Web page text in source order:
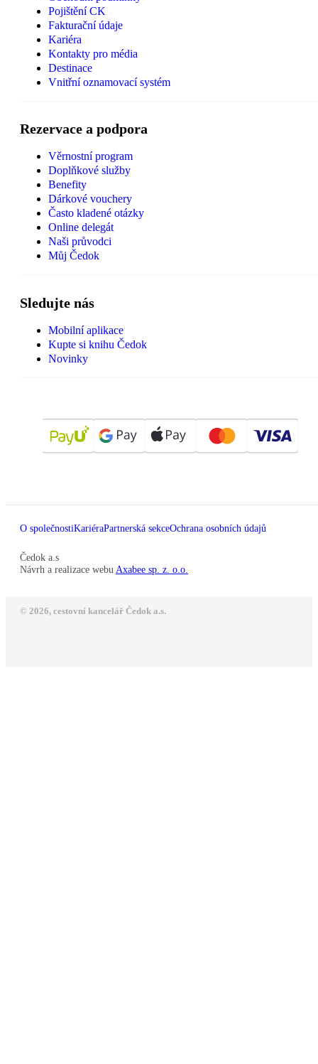
Pojištění CK
Fakturační údaje
Kariéra
Kontakty pro média
Destinace
Vnitřní oznamovací systém
Rezervace a podpora
Věrnostní program
Doplňkové služby
Benefity
Dárkové vouchery
Často kladené otázky
Online delegát
Naši průvodci
Můj Čedok
Sledujte nás
Mobilní aplikace
Kupte si knihu Čedok
Novinky
O společnostiKariéraPartnerská sekceOchrana osobních údajů
Čedok a.s
Návrh a realizace webu Axabee sp. z. o.o.
© 2026, cestovní kancelář Čedok a.s.